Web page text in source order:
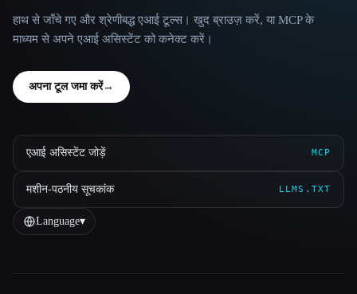
हाथ से जाँचे गए और श्रेणीबद्ध एआई टूल्स। खुद ब्राउज़ करें, या MCP के
माध्यम से अपने एआई असिस्टेंट को कनेक्ट करें।
अपना टूल जमा करें→
एआई असिस्टेंट जोड़ें MCP
मशीन-पठनीय सूचकांक LLMS.TXT
Language▾